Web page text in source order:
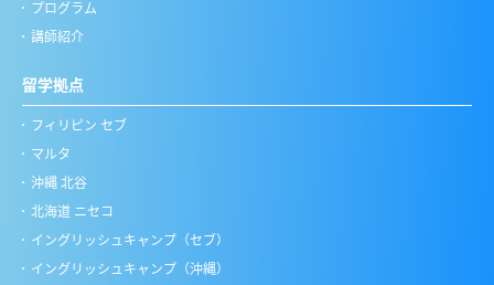
プログラム
講師紹介
留学拠点
フィリピン セブ
マルタ
沖縄 北谷
北海道 ニセコ
イングリッシュキャンプ（セブ）
イングリッシュキャンプ（沖縄）